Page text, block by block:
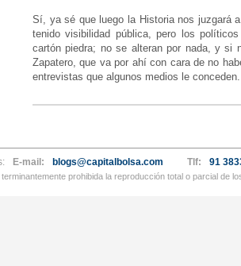
Sí, ya sé que luego la Historia nos juzgará
tenido visibilidad pública, pero los
cartón piedra; no se alteran por nada, y si
Zapatero, que va por ahí con cara de no
entrevistas que algunos medios le
E-mail: blogs@capitalbolsa.com Tlf: 91
prohibida la reproducción total o parcial de